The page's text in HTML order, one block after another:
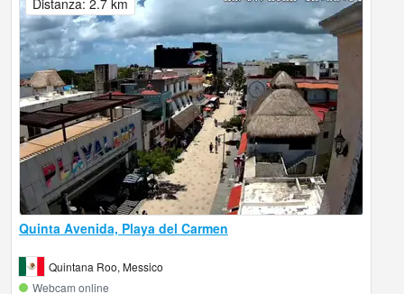
Quinta Avenida, Playa del Carmen
Quintana Roo, Messico
Webcam online
Distanza: 2.7 km